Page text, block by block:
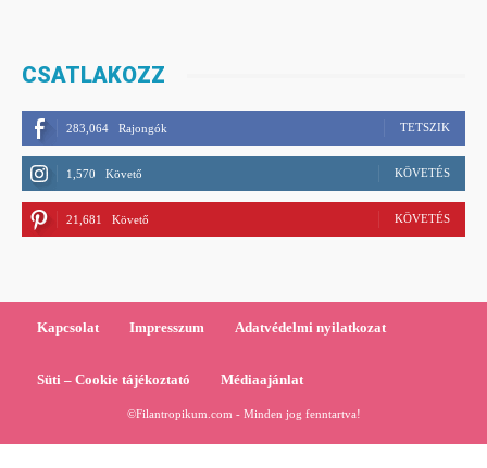
CSATLAKOZZ
283,064 Rajongók TETSZIK
1,570 Követő KÖVETÉS
21,681 Követő KÖVETÉS
Kapcsolat Impresszum Adatvédelmi nyilatkozat
Süti – Cookie tájékoztató Médiaajánlat
©Filantropikum.com - Minden jog fenntartva!